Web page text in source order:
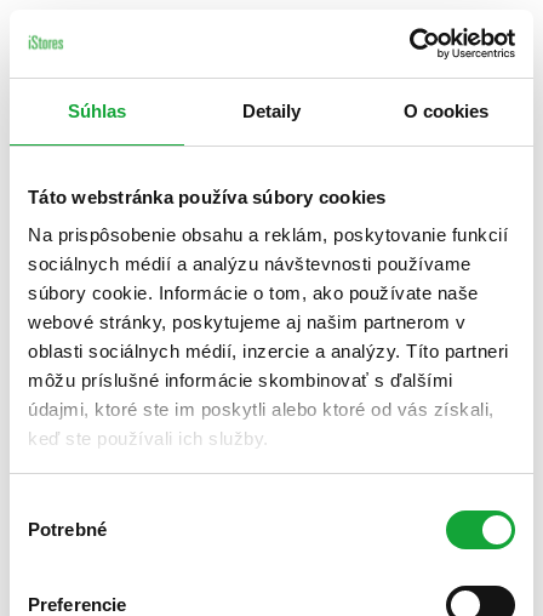
Súhlas Detaily O cookies
Táto webstránka používa súbory cookies
Na prispôsobenie obsahu a reklám, poskytovanie funkcií
sociálnych médií a analýzu návštevnosti používame
súbory cookie. Informácie o tom, ako používate naše
webové stránky, poskytujeme aj našim partnerom v
oblasti sociálnych médií, inzercie a analýzy. Títo partneri
môžu príslušné informácie skombinovať s ďalšími
údajmi, ktoré ste im poskytli alebo ktoré od vás získali,
keď ste používali ich služby.
súhlasu
Potrebné
Preferencie